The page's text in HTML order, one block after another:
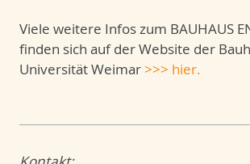
Viele weitere Infos zum BAUHAUS
finden sich auf der Website der
Universität Weimar>>> hier.